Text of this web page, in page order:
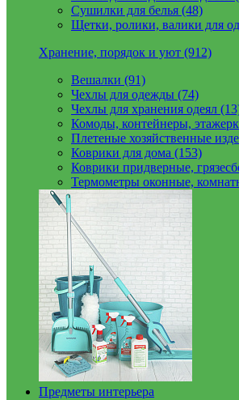
Сушилки для белья (48)
Щетки, ролики, валики для
Хранение, порядок и уют (912)
Вешалки (91)
Чехлы для одежды (74)
Чехлы для хранения одеял
Комоды, контейнеры,
Плетеные хозяйственные
Коврики для дома (153)
Коврики придверные,
Термометры оконные,
Предметы интерьера